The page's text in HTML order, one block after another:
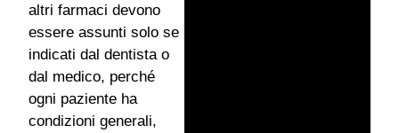
altri farmaci devono
essere assunti solo se
indicati dal dentista o
dal medico, perché
ogni paziente ha
condizioni generali,